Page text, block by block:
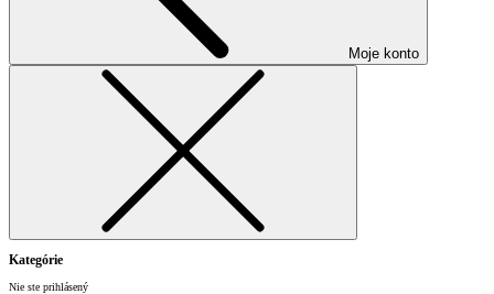
Moje konto
Kategórie
Nie ste prihlásený